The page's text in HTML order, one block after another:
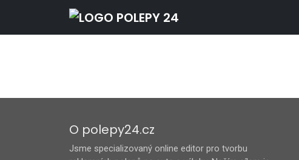
O polepy24.cz
Jsme specializovaný online editor pro tvorbu